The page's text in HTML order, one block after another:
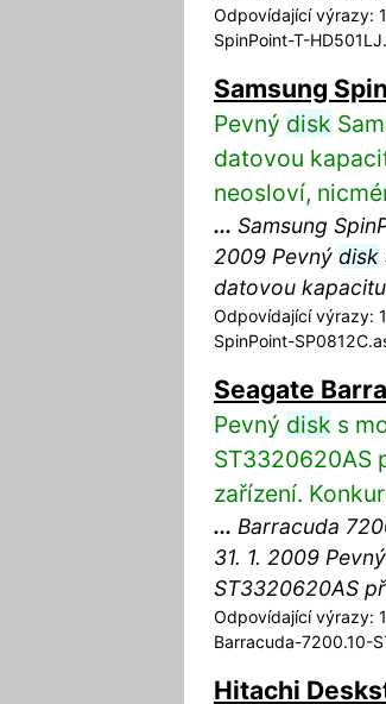
Odpovídající výrazy:
SpinPoint-T-
Samsung
Pevný disk
datovou
neosloví,
... Samsung
2009 Pevný disk
datovou
Odpovídající výrazy:
SpinPoint-
Seagate
Pevný disk s
ST3320620AS
zařízení.
... Barracuda
31. 1. 2009 Pevný
ST3320620AS
Odpovídající výrazy:
Barracuda-7200.10-
Hitachi